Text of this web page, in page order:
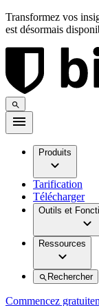
Transformez vos
est désormais
Produits
Tarification
Télécharger
Outils et
Ressources
Rechercher
Commencez